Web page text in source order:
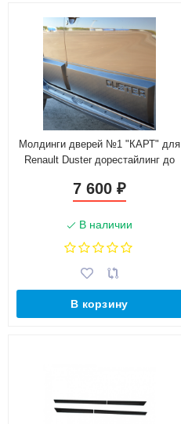
Молдинги дверей №1 "КАРТ" для
Renault Duster дорестайлинг до
7 600 ₽
В наличии
В корзину